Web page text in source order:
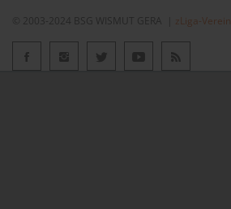
© 2003-2024 BSG WISMUT GERA | zLiga-